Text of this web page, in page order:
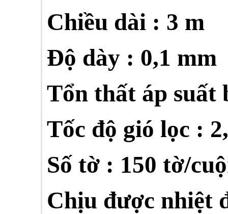
Chiều dài : 3 m
Độ dày : 0,1 mm
Tổn thất áp suất
Tốc độ gió lọc :
Số tờ : 150 tờ/
Chịu được nhiệt